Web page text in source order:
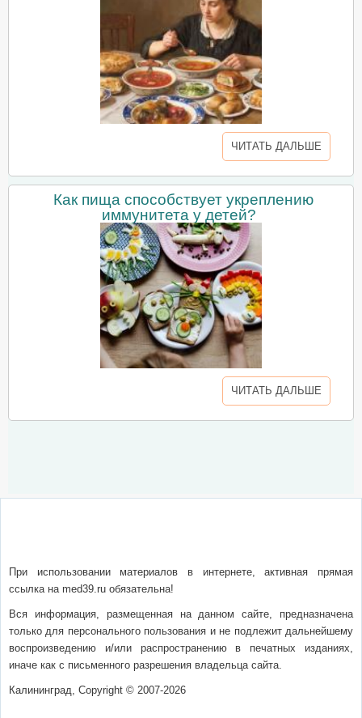
ЧИТАТЬ ДАЛЬШЕ
Как пища способствует укреплению
иммунитета у детей?
ЧИТАТЬ ДАЛЬШЕ
При использовании материалов в интернете, активная прямая
ссылка на med39.ru обязательна!
Вся информация, размещенная на данном сайте, предназначена
только для персонального пользования и не подлежит дальнейшему
воспроизведению и/или распространению в печатных изданиях,
иначе как с письменного разрешения владельца сайта.
Калининград, Copyright © 2007-2026